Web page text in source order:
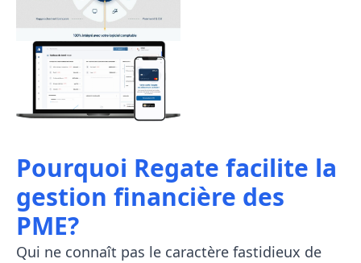
Pourquoi Regate facilite la
gestion financière des
PME?
Qui ne connaît pas le caractère fastidieux de